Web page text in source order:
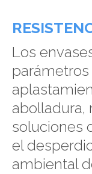
Los
abolladura,
soluciones
el
ambiental